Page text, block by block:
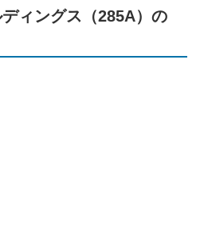
ィングス（285A）の